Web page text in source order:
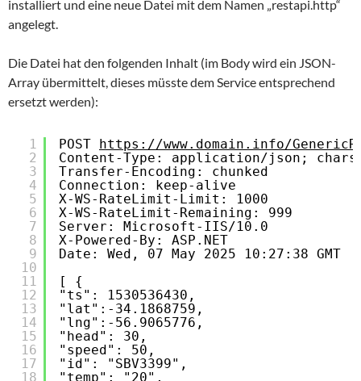
installiert und eine neue Datei mit dem Namen „restapi.http“
angelegt.
Die Datei hat den folgenden Inhalt (im Body wird ein JSON-
Array übermittelt, dieses müsste dem Service entsprechend
ersetzt werden):
1
2
3
4
5
6
7
8
9
10
11
12
13
14
15
16
17
18
POST https://www.domain.info/
Content-Type: application/json;
Transfer-Encoding: chunked
Connection: keep-alive
X-WS-RateLimit-Limit: 1000
X-WS-RateLimit-Remaining: 999
Server: Microsoft-IIS/10.0
X-Powered-By: ASP.NET
Date: Wed, 07 May 2025 10:27:38 GMT
[ {
"ts": 1530536430,
"lat":-34.1868759,
"lng":-56.9065776,
"head": 30,
"speed": 50,
"id": "SBV3399",
"temp": "20",